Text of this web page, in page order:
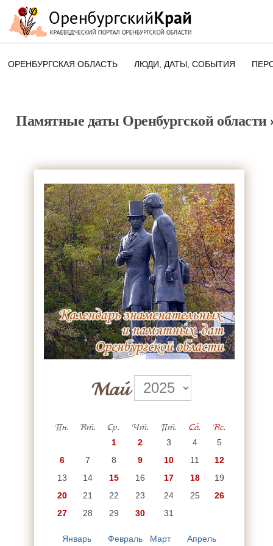
ОРЕНБУРГСКАЯ ОБЛАСТЬ ЛЮДИ, ДАТЫ, CОБЫТИЯ
ПАМЯТНЫЕ ДАТЫ
Памятные даты Оренбургской области
Май
Пн. Вт. Ср. Чт. Пт. Сб. Вс.
1 2 3 4
5
6
7 8 9 10 11
12
13
14 15 16 17 18
19
20
21 22 23 24 25
26
27
28 29 30 31
Январь Февраль Март
Апрель